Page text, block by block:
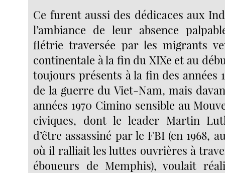
Ce furent aussi des dédicaces aux
l’ambiance de leur absence
flétrie traversée par les migrants
continentale à la fin du XIXe et au
toujours présents à la fin des années
de la guerre du Viet-Nam, mais
années 1970 Cimino sensible au
civiques, dont le leader Martin
d’être assassiné par le FBI (en 1968,
où il ralliait les luttes ouvrières à
éboueurs de Memphis), voulait